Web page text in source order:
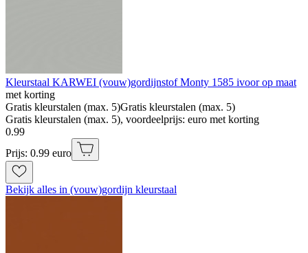
Kleurstaal KARWEI (vouw)gordijnstof Monty 1585 ivoor op maat
met korting
Gratis kleurstalen (max. 5)Gratis kleurstalen (max. 5)
Gratis kleurstalen (max. 5), voordeelprijs: euro met korting
0.99
Prijs: 0.99 euro
Bekijk alles in (vouw)gordijn kleurstaal